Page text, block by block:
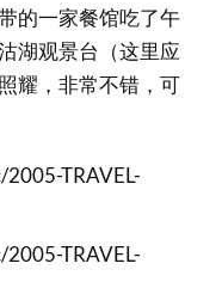
的一家餐馆吃了午
湖观景台（这里应
耀，非常不错，可